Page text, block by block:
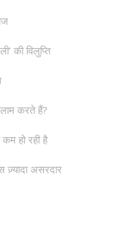
की विलुप्ति
करते हैं?
हो रही है
ज़्यादा असरदार